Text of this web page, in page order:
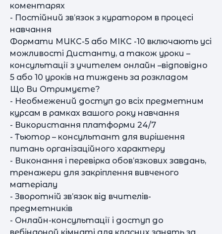
коментарях
- Постійний зв’язок з куратором в процесі
навчання
Формати МИКС-5 або МІКС -10 включають усі
можливості Дистанту, а також уроки –
консультації з учителем онлайн –відповідно
5 або 10 уроків на тиждень за розкладом
Що Ви Отримуєте?
- Необмежений доступ до всіх предметним
курсам в рамках вашого року навчання
- Використання платформи 24/7
- Тьютор – консультант для вирішення
питань організаційного характеру
- Виконання і перевірка обов’язкових завдань,
тренажери для закріплення вивченого
матеріалу
- Зворотній зв’язок від вчителів-
предметників
- Онлайн-консультації і доступ до
вебінарной кімнаті для класних занять за